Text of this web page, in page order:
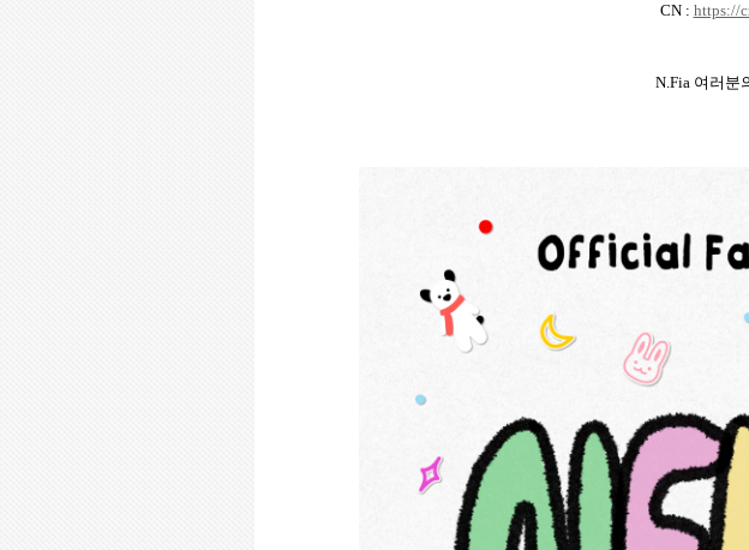
CN : https://
N.Fia 여러분